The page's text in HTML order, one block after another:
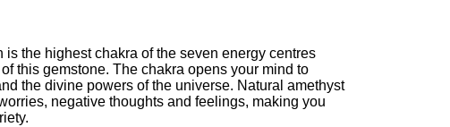
the highest chakra of the seven energy centres
this gemstone. The chakra opens your mind to
the divine powers of the universe. Natural amethyst
negative thoughts and feelings, making you